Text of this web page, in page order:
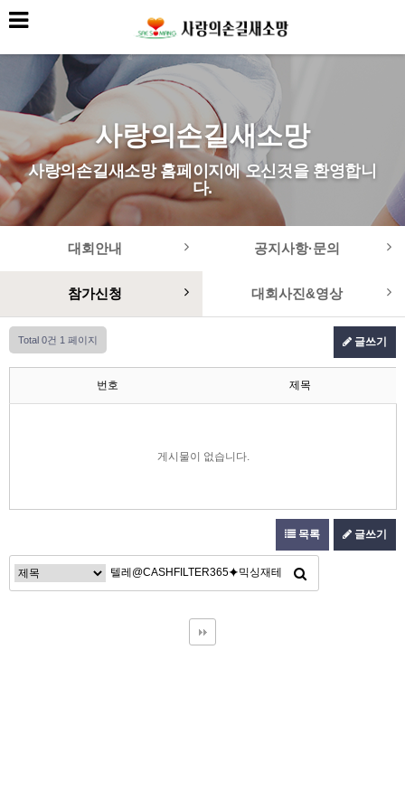
사랑의손길새소망
사랑의손길새소망 홈페이지에 오신것을 환영합니
다.
대회안내 공지사항·문의
참가신청 대회사진&영상
Total 0건 1 페이지 글쓰기
번호 제목
게시물이 없습니다.
목록 글쓰기